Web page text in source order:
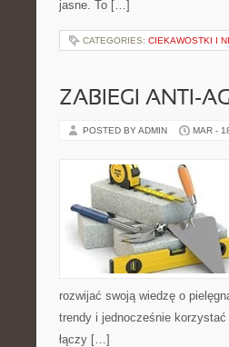
jasne. To […]
CATEGORIES: CIEKAWOSTKI I
ZABIEGI ANTI-
POSTED BY ADMIN MAR -
rozwijać swoją wiedzę o
trendy i jednocześnie
łączy […]